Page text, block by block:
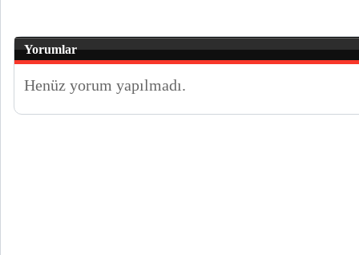
Yorumlar
Henüz yorum yapılmadı.